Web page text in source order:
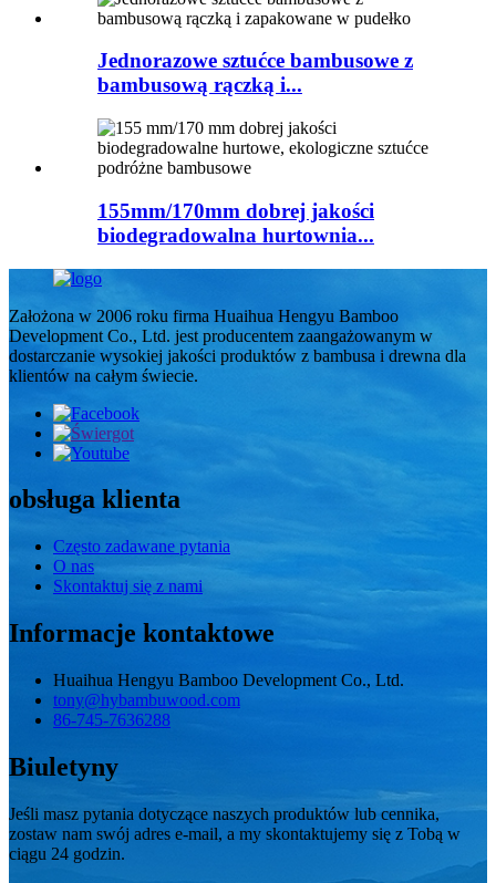
Jednorazowe sztućce bambusowe z
bambusową rączką i...
155mm/170mm dobrej jakości
biodegradowalna hurtownia...
Założona w 2006 roku firma Huaihua Hengyu Bamboo
Development Co., Ltd. jest producentem zaangażowanym w
dostarczanie wysokiej jakości produktów z bambusa i drewna dla
klientów na całym świecie.
obsługa klienta
Często zadawane pytania
O nas
Skontaktuj się z nami
Informacje kontaktowe
Huaihua Hengyu Bamboo Development Co., Ltd.
tony@hybambuwood.com
86-745-7636288
Biuletyny
Jeśli masz pytania dotyczące naszych produktów lub cennika,
zostaw nam swój adres e-mail, a my skontaktujemy się z Tobą w
ciągu 24 godzin.